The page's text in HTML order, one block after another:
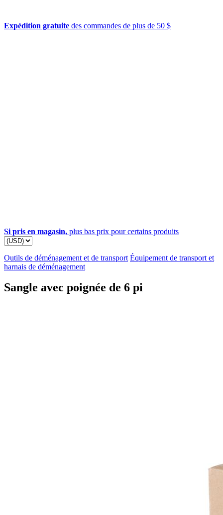
Expédition gratuite des commandes de plus de 50 $
Si pris en magasin, plus bas prix pour certains produits
Outils de déménagement et de transport Équipement de transport et
harnais de déménagement
Sangle avec poignée de 6 pi